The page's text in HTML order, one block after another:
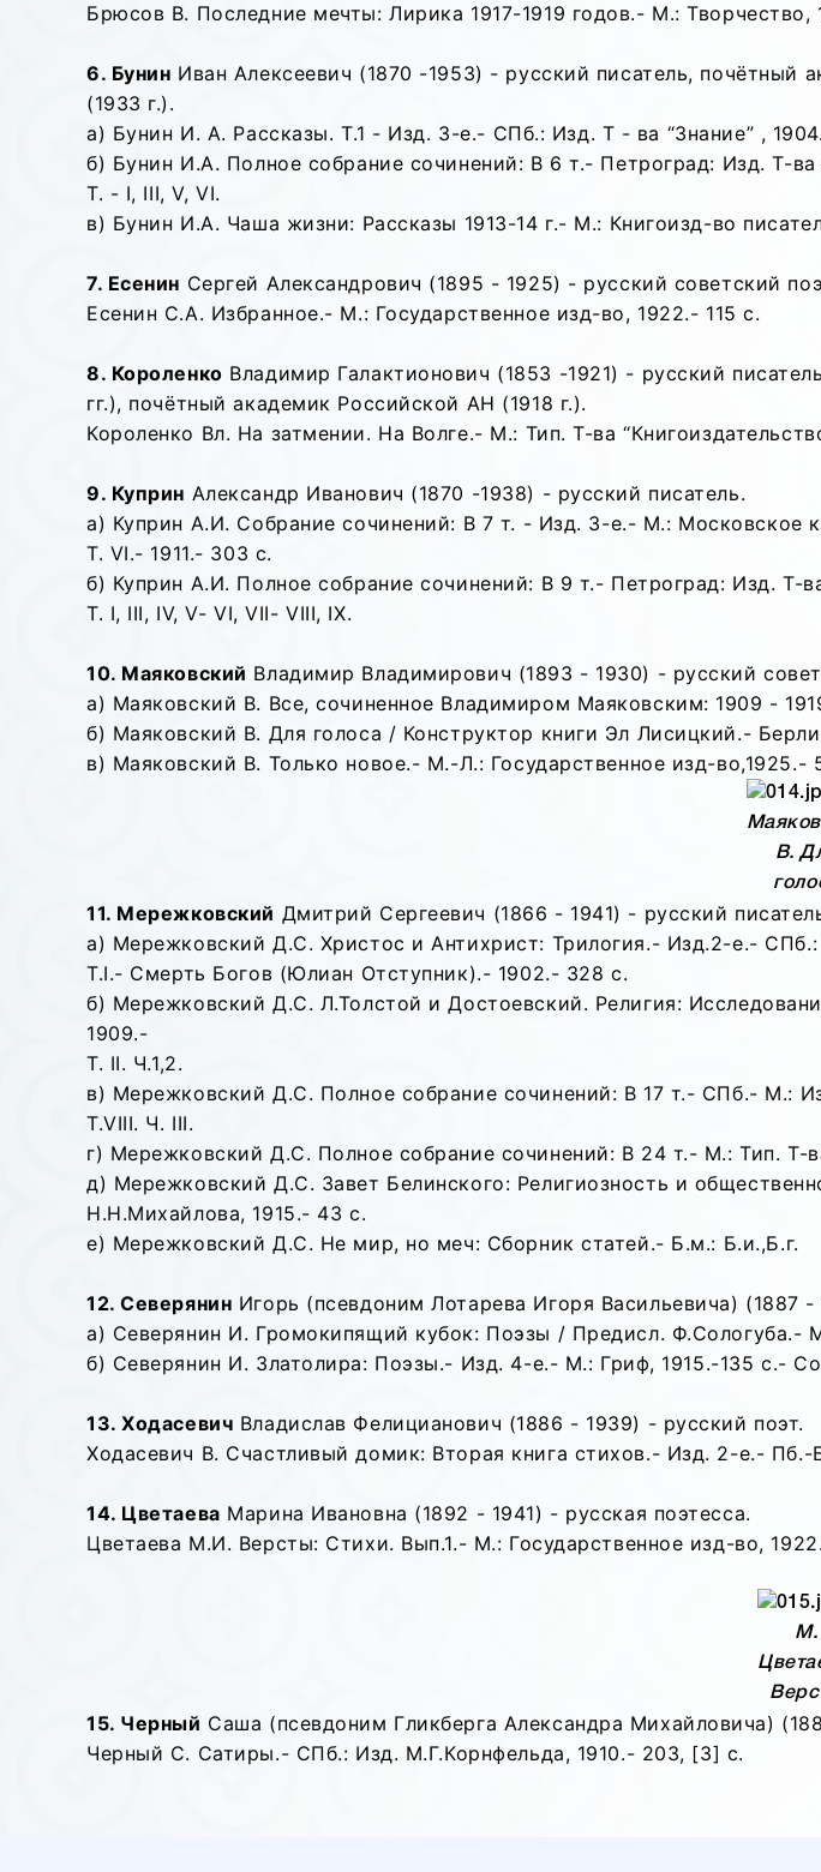
Брюсов В. Последние мечты: Лирика 1917-1919 годов.- М.: Творчество,
6. Бунин Иван Алексеевич (1870 -1953) - русский писатель,
(1933 г.).
а) Бунин И. А. Рассказы. Т.1 - Изд. 3-е.- СПб.: Изд. Т - ва “Знание” ,
б) Бунин И.А. Полное собрание сочинений: В 6 т.- Петроград: Изд. Т-
Т. - I, III, V, VI.
в) Бунин И.А. Чаша жизни: Рассказы 1913-14 г.- М.: Книгоизд-во
7. Есенин Сергей Александрович (1895 - 1925) - русский советский
Есенин С.А. Избранное.- М.: Государственное изд-во, 1922.- 115 с.
8. Короленко Владимир Галактионович (1853 -1921) - русский
гг.), почётный академик Российской АН (1918 г.).
Короленко Вл. На затмении. На Волге.- М.: Тип. Т-ва
9. Куприн Александр Иванович (1870 -1938) - русский писатель.
а) Куприн А.И. Собрание сочинений: В 7 т. - Изд. 3-е.- М.: Московское
Т. VI.- 1911.- 303 с.
б) Куприн А.И. Полное собрание сочинений: В 9 т.- Петроград: Изд. Т-
Т. I, III, IV, V- VI, VII- VIII, IX.
10. Маяковский Владимир Владимирович (1893 - 1930) - русский
а) Маяковский В. Все, сочиненное Владимиром Маяковским: 1909 -
б) Маяковский В. Для голоса / Конструктор книги Эл Лисицкий.-
в) Маяковский В. Только новое.- М.-Л.: Государственное изд-во,1925.-
В.
11. Мережковский Дмитрий Сергеевич (1866 - 1941) - русский
а) Мережковский Д.С. Христос и Антихрист: Трилогия.- Изд.2-е.-
Т.I.- Смерть Богов (Юлиан Отступник).- 1902.- 328 с.
б) Мережковский Д.С. Л.Толстой и Достоевский. Религия:
1909.-
Т. II. Ч.1,2.
в) Мережковский Д.С. Полное собрание сочинений: В 17 т.- СПб.- М.:
Т.VIII. Ч. III.
г) Мережковский Д.С. Полное собрание сочинений: В 24 т.- М.: Тип. Т-
д) Мережковский Д.С. Завет Белинского: Религиозность и
Н.Н.Михайлова, 1915.- 43 с.
е) Мережковский Д.С. Не мир, но меч: Сборник статей.- Б.м.: Б.и.,Б.г.
12. Северянин Игорь (псевдоним Лотарева Игоря Васильевича) (1887 -
а) Северянин И. Громокипящий кубок: Поэзы / Предисл. Ф.Сологуба.-
б) Северянин И. Златолира: Поэзы.- Изд. 4-е.- М.: Гриф, 1915.-135 с.-
13. Ходасевич Владислав Фелицианович (1886 - 1939) - русский поэт.
Ходасевич В. Счастливый домик: Вторая книга стихов.- Изд. 2-е.-
14. Цветаева Марина Ивановна (1892 - 1941) - русская поэтесса.
Цветаева М.И. Версты: Стихи. Вып.1.- М.: Государственное изд-во,
М.
15. Черный Саша (псевдоним Гликберга Александра Михайловича)
Черный С. Сатиры.- СПб.: Изд. М.Г.Корнфельда, 1910.- 203, [3] с.